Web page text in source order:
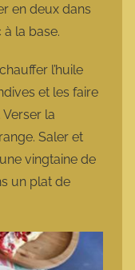
en deux dans
la base.
l’huile
et les faire
la
Saler et
vingtaine de
un plat de